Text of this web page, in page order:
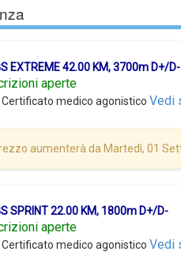
EXTREME 42.00 KM, 3700m D+/D-
aperte
Certificato medico agonistico Vedi
aumenterà da Martedì, 01
SPRINT 22.00 KM, 1800m D+/D-
aperte
Certificato medico agonistico Vedi